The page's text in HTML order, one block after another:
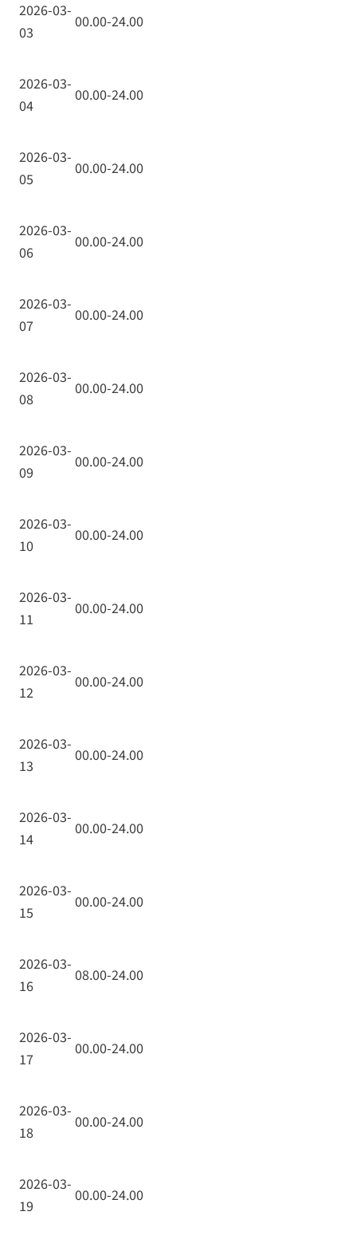
2026-03-
03
00.00-24.00
2026-03-
04
00.00-24.00
2026-03-
05
00.00-24.00
2026-03-
06
00.00-24.00
2026-03-
07
00.00-24.00
2026-03-
08
00.00-24.00
2026-03-
09
00.00-24.00
2026-03-
10
00.00-24.00
2026-03-
11
00.00-24.00
2026-03-
12
00.00-24.00
2026-03-
13
00.00-24.00
2026-03-
14
00.00-24.00
2026-03-
15
00.00-24.00
2026-03-
16
08.00-24.00
2026-03-
17
00.00-24.00
2026-03-
18
00.00-24.00
2026-03-
19
00.00-24.00